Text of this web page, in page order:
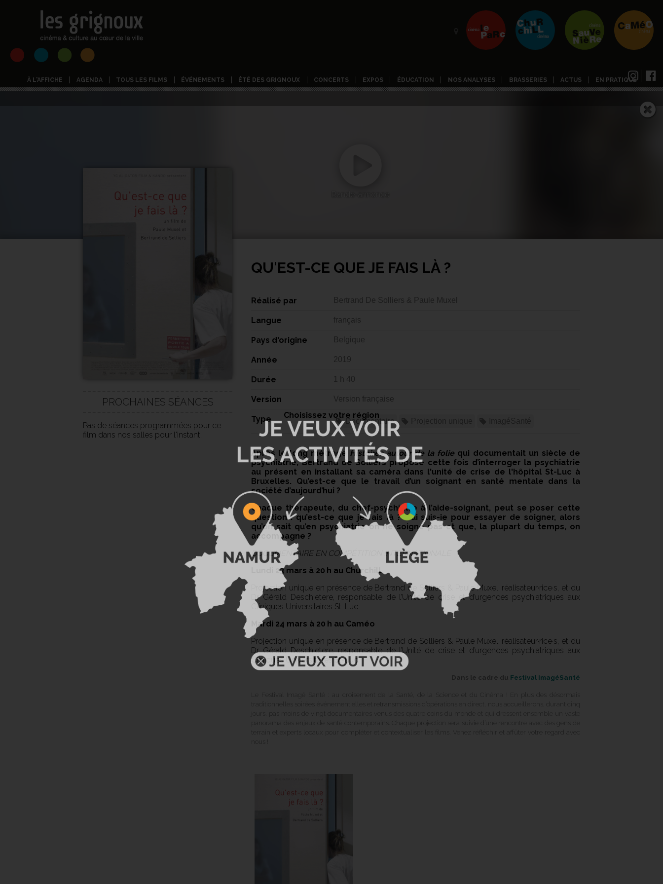
À L'AFFICHE AGENDA TOUS LES FILMS ÉVÉNEMENTS ÉTÉ DES GRIGNOUX CONCERTS EXPOS ÉDUCATION NOS ANALYSES BRASSERIES ACTUS EN PRATIQUE
PROCHAINES SÉANCES
Pas de séances programmées pour ce
film dans nos salles pour l'instant.
QU'EST-CE QUE JE FAIS LÀ ?
Réalisé par Bertrand De Solliers & Paule Muxel
Langue français
Pays d'origine Belgique
Année 2019
Durée 1 h 40
Version Version française
Type Documentaire
Après le long métrage Histoires autour de la folie qui documentait un siècle de
psychiatrie, Bertrand de Solliers propose cette fois d’interroger la psychiatrie
au présent en installant sa caméra dans l'unité de crise de l'hôpital St-Luc à
Bruxelles. Qu’est-ce que le travail d’un soignant en santé mentale dans la
société d’aujourd’hui ?
Chaque thérapeute, du chef-psychiatre à l’aide-soignant, peut se poser cette
question : qu’est-ce que je fais là ? Qui suis-je pour essayer de soigner, alors
qu’on sait qu’en psychiatrie on ne soigne pas et que, la plupart du temps, on
accompagne ?
DOCUMENTAIRE EN COMPÉTITION INTERNATIONALE
Lundi 23 mars à 20 h au Churchill
Projection unique en présence de Bertrand de Solliers & Paule Muxel, réalisateur·rice·s, et du
Dr Gérald Deschietere, responsable de l’Unité de crise et d’urgences psychiatriques aux
Cliniques Universitaires St-Luc
Mardi 24 mars à 20 h au Caméo
Projection unique en présence de Bertrand de Solliers & Paule Muxel, réalisateur·rice·s, et du
Dr Gérald Deschietere, responsable de l’Unité de crise et d’urgences psychiatriques aux
Cliniques Universitaires St-Luc
Dans le cadre du Festival ImagéSanté
Choisissez votre région